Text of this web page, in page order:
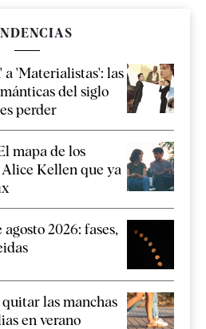
a 'Materialistas': las
del siglo
perder
mapa de los
Kellen que ya
2026: fases,
quitar las manchas
en verano